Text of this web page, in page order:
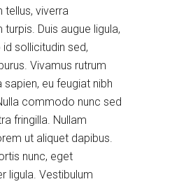
tellus, viverra
turpis. Duis augue ligula,
sollicitudin sed,
Vivamus rutrum
sapien, eu feugiat nibh
commodo nunc sed
fringilla. Nullam
ut aliquet dapibus.
nunc, eget
ligula. Vestibulum